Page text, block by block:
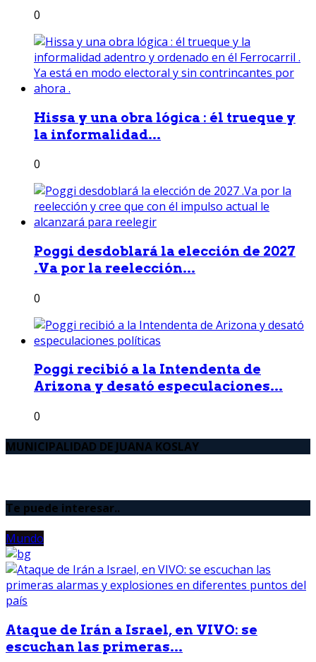
0
Hissa y una obra lógica : él trueque y
la informalidad...
0
Poggi desdoblará la elección de 2027
.Va por la reelección...
0
Poggi recibió a la Intendenta de
Arizona y desató especulaciones...
0
MUNICIPALIDAD DE JUANA KOSLAY
Te puede interesar..
Mundo
Ataque de Irán a Israel, en VIVO: se
escuchan las primeras...